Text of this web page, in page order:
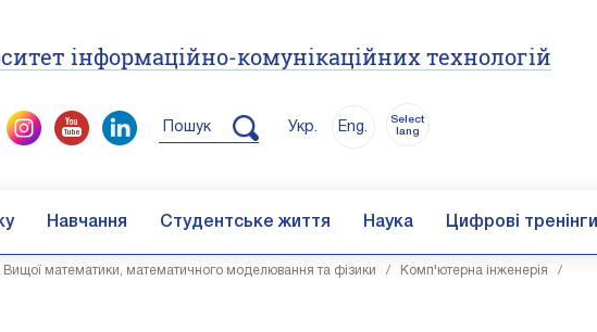
інформаційно-комунікаційних технологій
Пошук Укр. Eng.
Select
lang
Навчання Студентське життя Наука Цифрові тренінги
математики, математичного моделювання та фізики / Комп'ютерна інженерія /